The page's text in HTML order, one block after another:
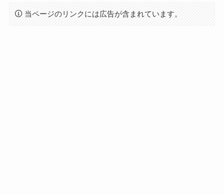
当ページのリンクには広告が含まれています。